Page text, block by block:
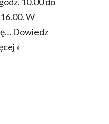
W
Dowiedz
»